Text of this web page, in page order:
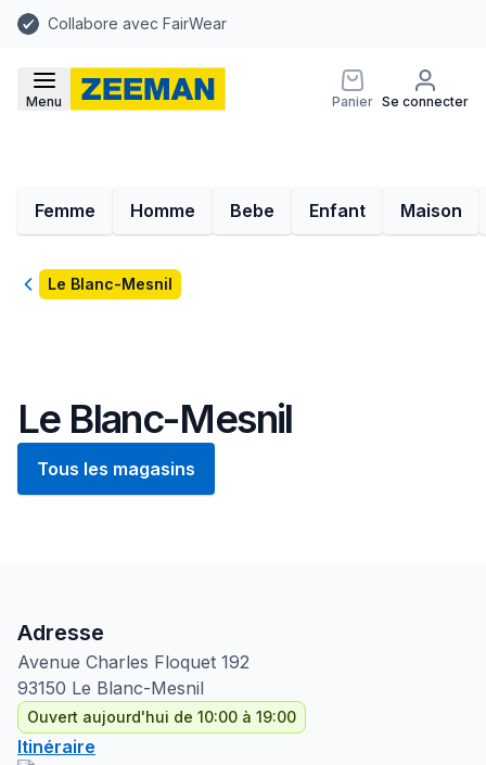
Collabore avec FairWear
Menu Panier Se connecter
Femme Homme Bebe Enfant Maison
RetourLe Blanc-Mesnil
Le Blanc-Mesnil
Tous les magasins
Adresse
Avenue Charles Floquet 192
93150 Le Blanc-Mesnil
Ouvert aujourd'hui de 10:00 à 19:00
Itinéraire